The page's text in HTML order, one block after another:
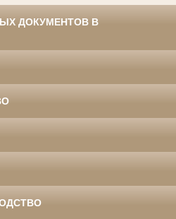
ДОКУМЕНТОВ В